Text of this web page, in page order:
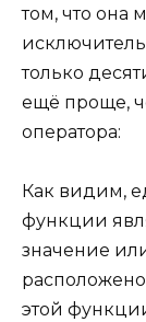
том, что она
только
ещё проще,
оператора:
Как видим,
функции
значение
этой